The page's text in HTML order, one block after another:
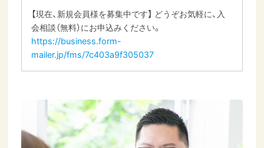
【現在、新規会員様を募集中です】 どうぞお気軽に、入
会相談（無料）にお申込みください。
https://business.form-
mailer.jp/fms/7c403a9f305037